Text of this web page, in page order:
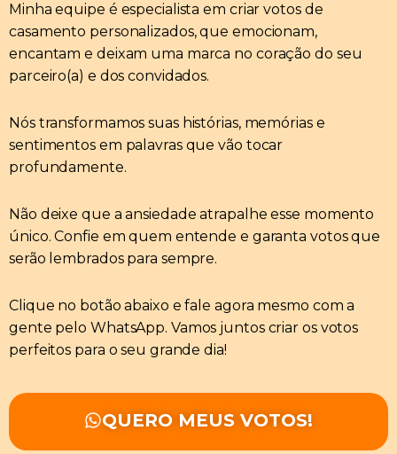
Minha equipe é especialista em criar votos de
casamento personalizados, que emocionam,
encantam e deixam uma marca no coração do seu
parceiro(a) e dos convidados.
Nós transformamos suas histórias, memórias e
sentimentos em palavras que vão tocar
profundamente.
Não deixe que a ansiedade atrapalhe esse momento
único. Confie em quem entende e garanta votos que
serão lembrados para sempre.
Clique no botão abaixo e fale agora mesmo com a
gente pelo WhatsApp. Vamos juntos criar os votos
perfeitos para o seu grande dia!
QUERO MEUS VOTOS!